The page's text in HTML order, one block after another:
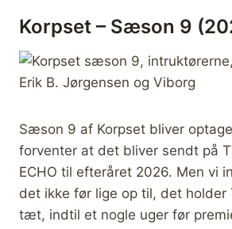
Korpset – Sæson 9
Sæson 9 af Korpset bliver
forventer at det bliver sendt på
ECHO til efteråret 2026. Men vi
det ikke før lige op til, det holder
tæt, indtil et nogle uger før